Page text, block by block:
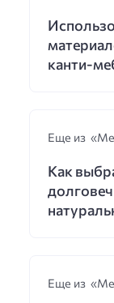
канти-
Еще из
Как
Еще из